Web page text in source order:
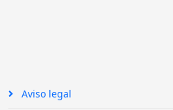
Aviso legal